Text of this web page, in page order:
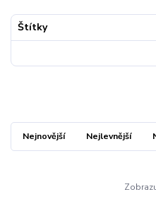
Štítky
Nejnovější Nejlevnější